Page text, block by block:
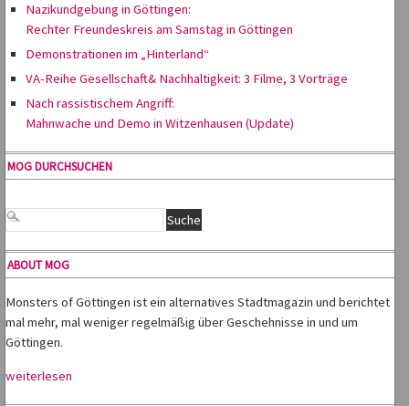
Nazikundgebung in Göttingen:
Rechter Freundeskreis am Samstag in Göttingen
Demonstrationen im „Hinterland“
VA-Reihe Gesellschaft& Nachhaltigkeit: 3 Filme, 3 Vorträge
Nach rassistischem Angriff:
Mahnwache und Demo in Witzenhausen (Update)
MOG DURCHSUCHEN
ABOUT MOG
Monsters of Göttingen ist ein alternatives Stadtmagazin und berichtet
mal mehr, mal weniger regelmäßig über Geschehnisse in und um
Göttingen.
weiterlesen